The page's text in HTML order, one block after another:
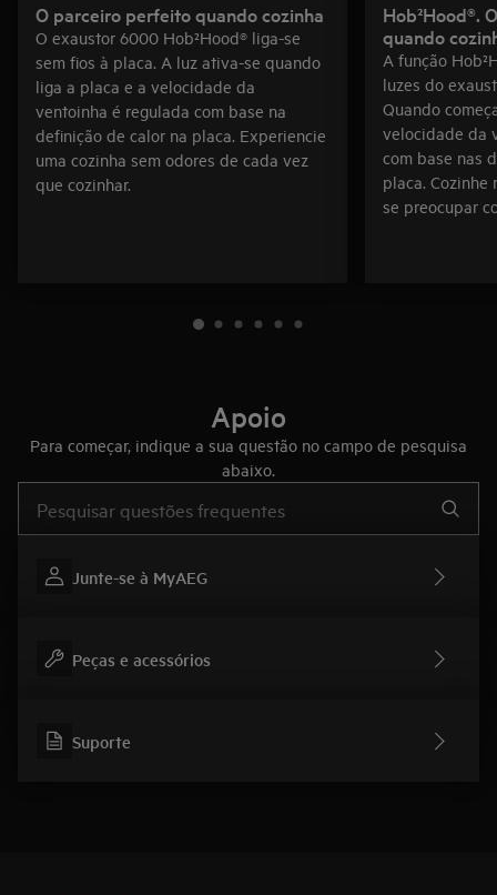
O parceiro perfeito quando cozinha
O exaustor 6000 Hob²Hood® liga-se
sem fios à placa. A luz ativa-se quando
liga a placa e a velocidade da
ventoinha é regulada com base na
definição de calor na placa. Experiencie
uma cozinha sem odores de cada vez
que cozinhar.
Hob²Hood®.
quando
A função
luzes do
Quando
velocidade da
com base nas
placa. Cozinhe
se preocupar
Apoio
Para começar, indique a sua questão no campo de pesquisa
abaixo.
Junte-se à MyAEG
Peças e acessórios
Suporte